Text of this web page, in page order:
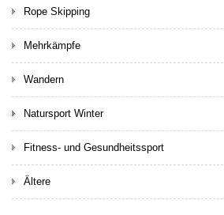
Rope Skipping
Mehrkämpfe
Wandern
Natursport Winter
Fitness- und Gesundheitssport
Ältere